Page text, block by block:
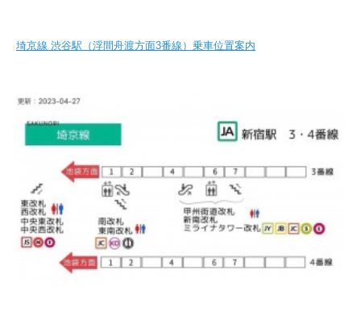
埼京線 渋谷駅（浮間舟渡方面3番線）乗車位置案内